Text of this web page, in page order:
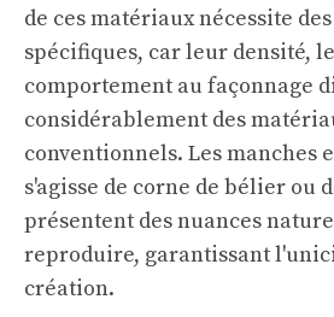
de ces matériaux nécessite
spécifiques, car leur densité,
comportement au façonnage
considérablement des
conventionnels. Les manches
s'agisse de corne de bélier ou
présentent des nuances
reproduire, garantissant
création.